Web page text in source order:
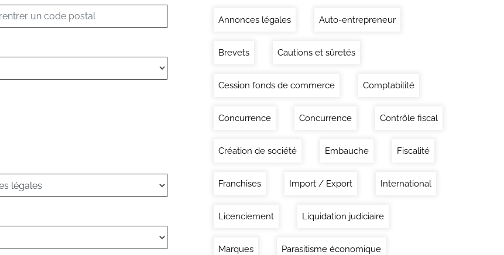
Annonces légales Auto-entrepreneur
Brevets Cautions et sûretés
Cession fonds de commerce Comptabilité
Concurrence Concurrence Contrôle fiscal
Création de société Embauche Fiscalité
Franchises Import / Export International
Licenciement Liquidation judiciaire
Marques Parasitisme économique